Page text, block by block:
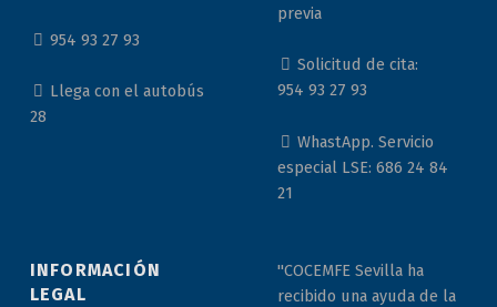
954 93 27 93
Llega con el autobús
28
previa
Solicitud de cita:
954 93 27 93
WhastApp. Servicio
especial LSE: 686 24 84
21
INFORMACIÓN
LEGAL
"COCEMFE Sevilla ha
recibido una ayuda de la